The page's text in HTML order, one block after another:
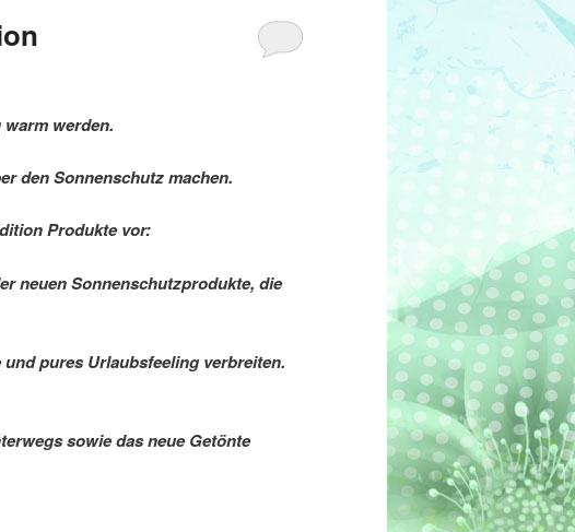
werden.
den Sonnenschutz machen.
Produkte vor:
neuen Sonnenschutzprodukte, die
pures Urlaubsfeeling verbreiten.
sowie das neue Getönte